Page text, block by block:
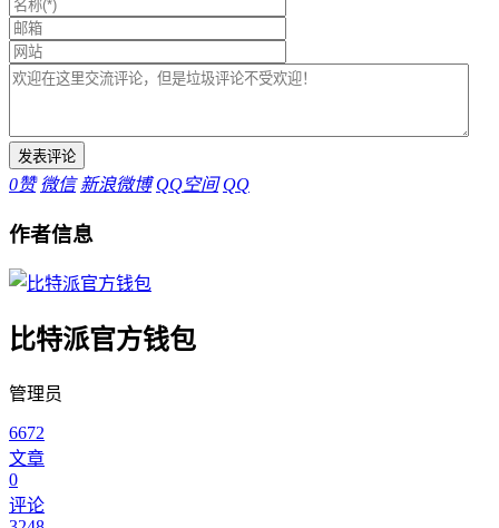
0赞 微信 新浪微博 QQ空间 QQ
作者信息
比特派官方钱包
管理员
6672
文章
0
评论